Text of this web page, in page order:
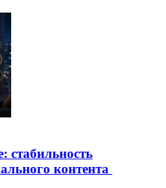
стабильность
контента